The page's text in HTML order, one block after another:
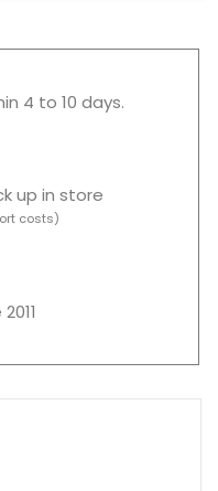
4 to 10 days.
up in store
costs)